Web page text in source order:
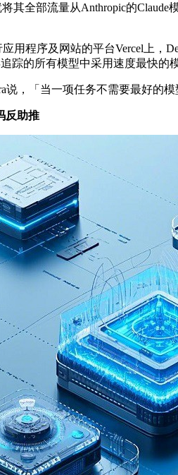
其全部流量从Anthropic的
用程序及网站的平台Vercel上，
踪的所有模型中采用速度最快的
说，「当一项任务不需要最好的
反助推